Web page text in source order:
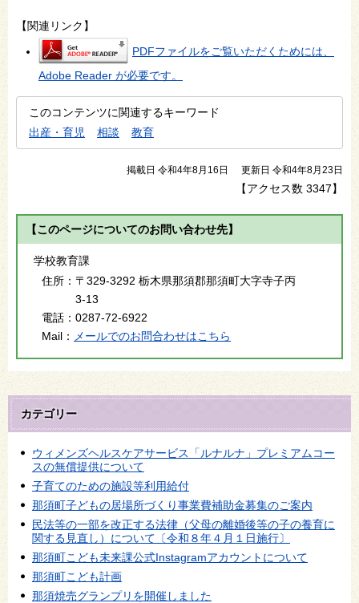
【関連リンク】
PDFファイルをご覧いただくためには、
Adobe Reader が必要です。
このコンテンツに関連するキーワード
出産・育児
相談 教育
掲載日 令和4年8月16日 更新日 令和4年8月23日
【アクセス数 3347】
【このページについてのお問い合わせ先】
学校教育課
住所： 〒329-3292 栃木県那須郡那須町大字寺子丙
3-13
電話： 0287-72-6922
Mail：
メールでのお問合わせはこちら
カテゴリー
ウィメンズヘルスケアサービス「ルナルナ」プレミアムコー
スの無償提供について
子育てのための施設等利用給付
那須町子どもの居場所づくり事業費補助金募集のご案内
民法等の一部を改正する法律（父母の離婚後等の子の養育に
関する見直し）について〔令和８年４月１日施行〕
那須町こども未来課公式Instagramアカウントについて
那須町こども計画
那須焼売グランプリを開催しました